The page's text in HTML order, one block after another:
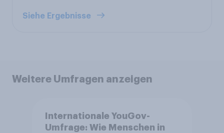
Siehe Ergebnisse
Weitere Umfragen anzeigen
Internationale YouGov-
Umfrage: Wie Menschen in